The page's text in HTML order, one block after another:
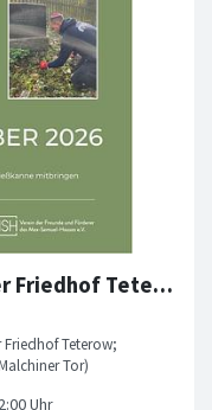
FRIEDHOFSPFLEGE - Jüdischer Friedhof Teterow
Teterow;
Tor)